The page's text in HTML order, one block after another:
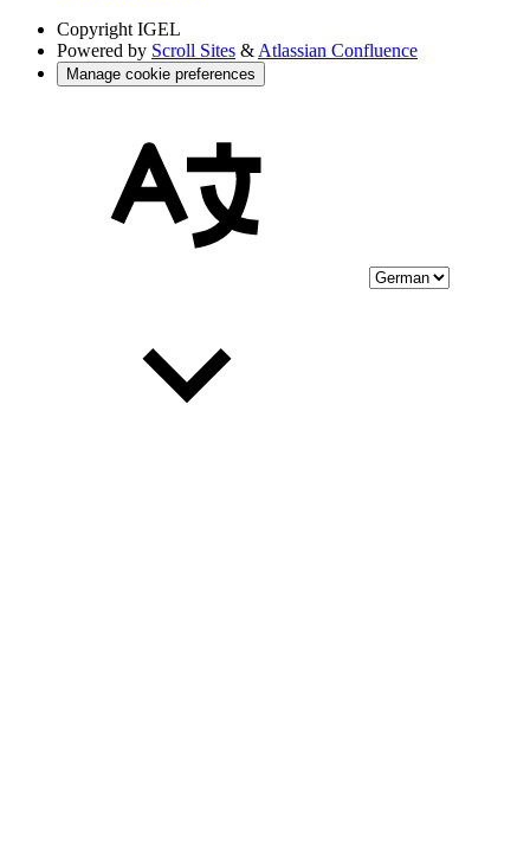
Copyright IGEL
Powered by Scroll Sites & Atlassian Confluence
Manage cookie preferences